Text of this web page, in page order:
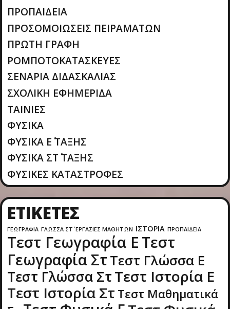
ΠΡΟΠΑΙΔΕΙΑ
ΠΡΟΣΟΜΟΙΩΣΕΙΣ ΠΕΙΡΑΜΑΤΩΝ
ΠΡΩΤΗ ΓΡΑΦΗ
ΡΟΜΠΟΤΟΚΑΤΑΣΚΕΥΕΣ
ΣΕΝΑΡΙΑ ΔΙΔΑΣΚΑΛΙΑΣ
ΣΧΟΛΙΚΗ ΕΦΗΜΕΡΙΔΑ
ΤΑΙΝΙΕΣ
ΦΥΣΙΚΑ
ΦΥΣΙΚΑ Ε΄ ΤΑΞΗΣ
ΦΥΣΙΚΑ ΣΤ΄ ΤΑΞΗΣ
ΦΥΣΙΚΕΣ ΚΑΤΑΣΤΡΟΦΕΣ
ΕΤΙΚΈΤΕΣ
ΓΕΩΓΡΑΦΙΑ ΓΛΩΣΣΑ ΣΤ΄ ΕΡΓΑΣΙΕΣ ΜΑΘΗΤΩΝ ΙΣΤΟΡΙΑ ΠΡΟΠΑΙΔΕΙΑ
Τεστ Γεωγραφία Ε Τεστ
Γεωγραφία Στ Τεστ Γλώσσα Ε
Τεστ Γλώσσα ΣτΤεστ Ιστορία Ε
Τεστ Ιστορία Στ Τεστ Μαθηματικά